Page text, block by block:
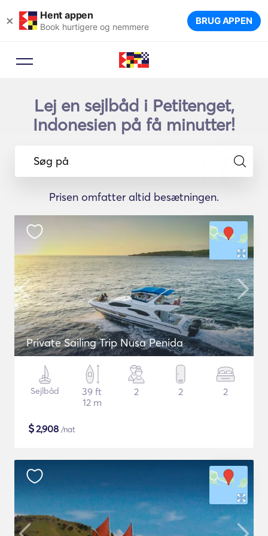
× Hent appen
Book hurtigere og nemmere BRUG APPEN
Lej en sejlbåd i Petitenget,
Indonesien på få minutter!
Søg på
Prisen omfatter altid besætningen.
Private Sailing Trip Nusa Penida
Sejlbåd
39 ft
12 m
2 2 2
$2,908 /nat